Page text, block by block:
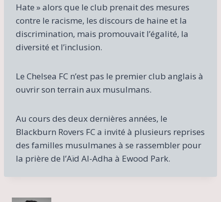
Hate » alors que le club prenait des mesures
contre le racisme, les discours de haine et la
discrimination, mais promouvait l’égalité, la
diversité et l’inclusion.
Le Chelsea FC n’est pas le premier club anglais à
ouvrir son terrain aux musulmans.
Au cours des deux dernières années, le
Blackburn Rovers FC a invité à plusieurs reprises
des familles musulmanes à se rassembler pour
la prière de l’Aïd Al-Adha à Ewood Park.